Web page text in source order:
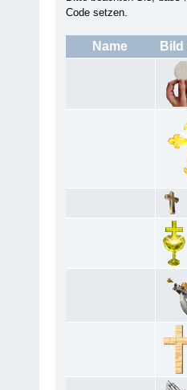
Code setzen.
Name